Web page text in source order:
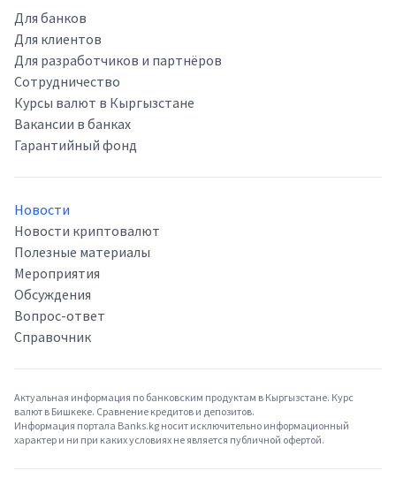
Для банков
Для клиентов
Для разработчиков и партнёров
Сотрудничество
Курсы валют в Кыргызстане
Вакансии в банках
Гарантийный фонд
Новости
Новости криптовалют
Полезные материалы
Мероприятия
Обсуждения
Вопрос-ответ
Справочник
Актуальная информация по банковским продуктам в Кыргызстане. Курс
валют в Бишкеке. Сравнение кредитов и депозитов.
Информация портала Banks.kg носит исключительно информационный
характер и ни при каких условиях не является публичной офертой.